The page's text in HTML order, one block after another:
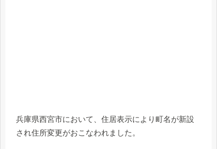
兵庫県西宮市において、住居表示により町名が新設
され住所変更がおこなわれました。